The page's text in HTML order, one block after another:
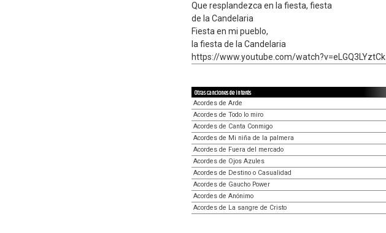
Que resplandezca en la fiesta, fiesta
de la Candelaria
Fiesta en mi pueblo,
la fiesta de la Candelaria
https://www.youtube.com/watch?v=eLGQ3LYztCk
Otras canciones de interés
Acordes de Arde
Acordes de Todo lo miro
Acordes de Canta Conmigo
Acordes de Mi niña de la palmera
Acordes de Fuera del mercado
Acordes de Ojos Azules
Acordes de Destino o Casualidad
Acordes de Gaucho Power
Acordes de Anónimo
Acordes de La sangre de Cristo